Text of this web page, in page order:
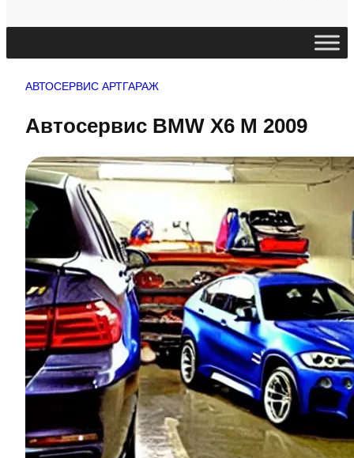
АВТОСЕРВИС АРТГАРАЖ
Автосервис BMW X6 M 2009